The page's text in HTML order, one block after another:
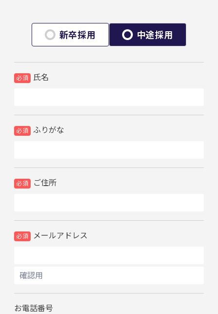
新卒採用 中途採用
氏名
ふりがな
ご住所
メールアドレス
お電話番号